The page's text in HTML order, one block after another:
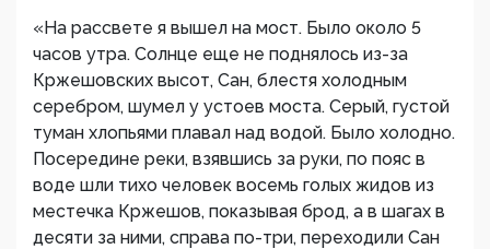
«На рассвете я вышел на мост. Было около 5
часов утра. Солнце еще не поднялось из-за
Кржешовских высот, Сан, блестя холодным
серебром, шумел у устоев моста. Серый, густой
туман хлопьями плавал над водой. Было холодно.
Посередине реки, взявшись за руки, по пояс в
воде шли тихо человек восемь голых жидов из
местечка Кржешов, показывая брод, а в шагах в
десяти за ними, справа по-три, переходили Сан